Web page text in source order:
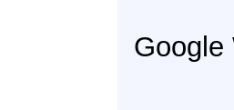
Google